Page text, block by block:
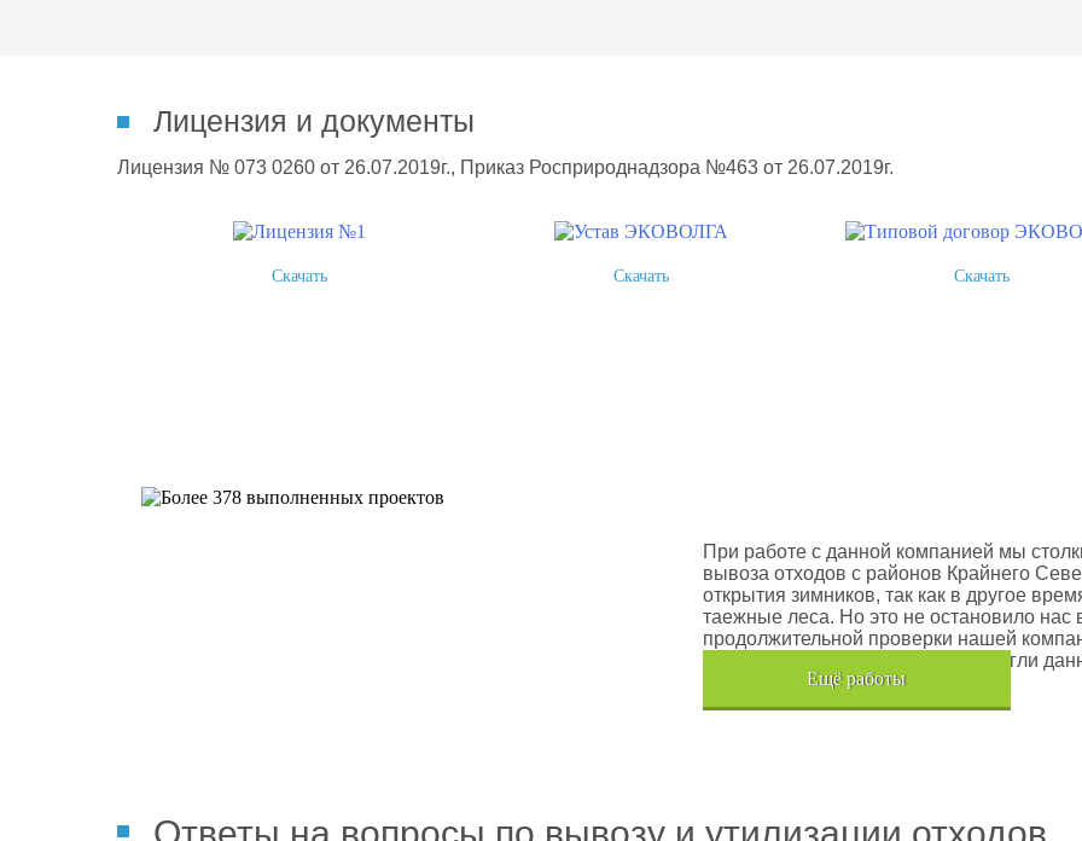
Лицензия и документы
Лицензия № 073 0260 от 26.07.2019г., Приказ Росприроднадзора №463 от 26.07.2019г.
Скачать Скачать Скачать
При работе с данной компанией мы
вывоза отходов с районов Крайнего
открытия зимников, так как в другое
таежные леса. Но это не остановило
продолжительной проверки нашей
транспортного средства, мы помогли
Хочется также отметить, что…
Eщё работы